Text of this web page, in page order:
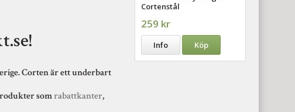
Cortenstål
259 kr
Info Köp
Corten är ett underbart
somrabattkanter,